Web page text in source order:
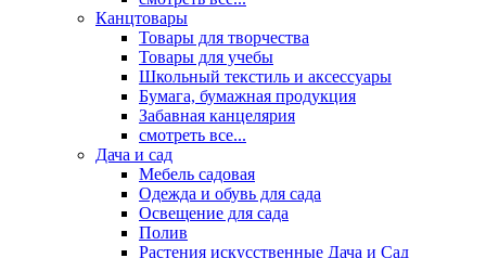
Канцтовары
Товары для творчества
Товары для учебы
Школьный текстиль и аксессуары
Бумага, бумажная продукция
Забавная канцелярия
смотреть все...
Дача и сад
Мебель садовая
Одежда и обувь для сада
Освещение для сада
Полив
Растения искусственные Дача и Сад